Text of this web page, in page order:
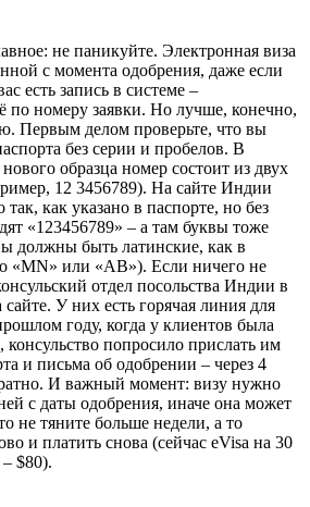
не паникуйте. Электронная виза
с момента одобрения, даже если
есть запись в системе –
по номеру заявки. Но лучше, конечно,
Первым делом проверьте, что вы
без серии и пробелов. В
образца номер состоит из двух
12 3456789). На сайте Индии
как указано в паспорте, но без
«123456789» – а там буквы тоже
должны быть латинские, как в
«MN» или «AB»). Если ничего не
отдел посольства Индии в
У них есть горячая линия для
году, когда у клиентов была
консульство попросило прислать им
и письма об одобрении – через 4
И важный момент: визу нужно
с даты одобрения, иначе она может
не тяните больше недели, а то
и платить снова (сейчас eVisa на 30
$80).